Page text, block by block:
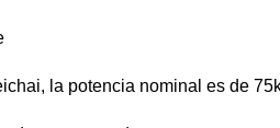
la potencia nominal es de